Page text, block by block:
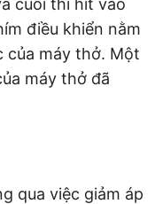
cuối thì hít vào
điều khiển nằm
của máy thở. Một
máy thở đã
qua việc giảm áp